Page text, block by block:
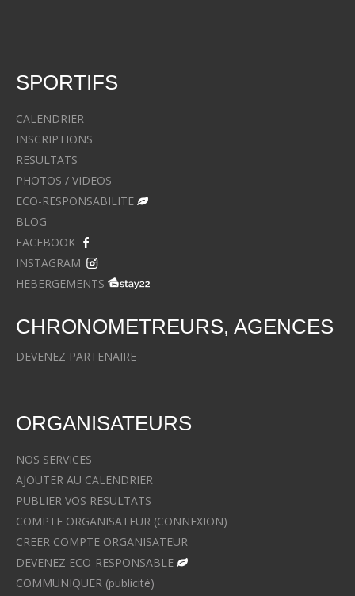
SPORTIFS
CALENDRIER
INSCRIPTIONS
RESULTATS
PHOTOS / VIDEOS
ECO-RESPONSABILITE
BLOG
FACEBOOK
INSTAGRAM
HEBERGEMENTS
CHRONOMETREURS, AGENCES
DEVENEZ PARTENAIRE
ORGANISATEURS
NOS SERVICES
AJOUTER AU CALENDRIER
PUBLIER VOS RESULTATS
COMPTE ORGANISATEUR (CONNEXION)
CREER COMPTE ORGANISATEUR
DEVENEZ ECO-RESPONSABLE
COMMUNIQUER (publicité)